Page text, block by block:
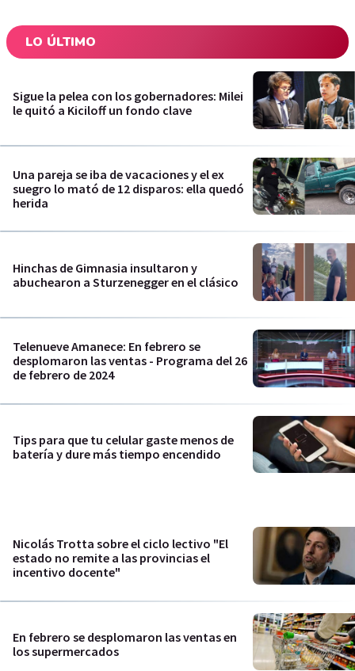
LO ÚLTIMO
Sigue la pelea con los gobernadores: Milei
le quitó a Kiciloff un fondo clave
Una pareja se iba de vacaciones y el ex
suegro lo mató de 12 disparos: ella quedó
herida
Hinchas de Gimnasia insultaron y
abuchearon a Sturzenegger en el clásico
Telenueve Amanece: En febrero se
desplomaron las ventas - Programa del 26
de febrero de 2024
Tips para que tu celular gaste menos de
batería y dure más tiempo encendido
Nicolás Trotta sobre el ciclo lectivo "El
estado no remite a las provincias el
incentivo docente"
En febrero se desplomaron las ventas en
los supermercados